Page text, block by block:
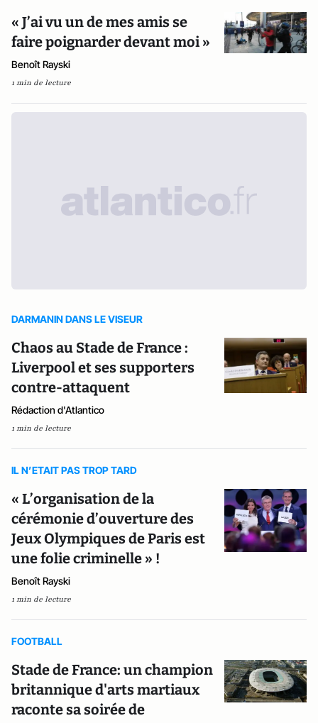
« J’ai vu un de mes amis se
faire poignarder devant moi »
Benoît Rayski
1 min de lecture
DARMANIN DANS LE VISEUR
Chaos au Stade de France :
Liverpool et ses supporters
contre-attaquent
Rédaction d'Atlantico
1 min de lecture
IL N’ETAIT PAS TROP TARD
« L’organisation de la
cérémonie d’ouverture des
Jeux Olympiques de Paris est
une folie criminelle » !
Benoît Rayski
1 min de lecture
FOOTBALL
Stade de France: un champion
britannique d'arts martiaux
raconte sa soirée de